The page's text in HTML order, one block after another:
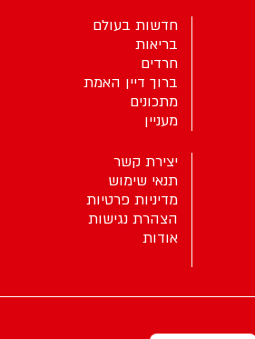
חדשות בעולם
בריאות
חרדים
ברוך דיין האמת
מתכונים
מעניין
יצירת קשר
תנאי שימוש
מדיניות פרטיות
הצהרת נגישות
אודות